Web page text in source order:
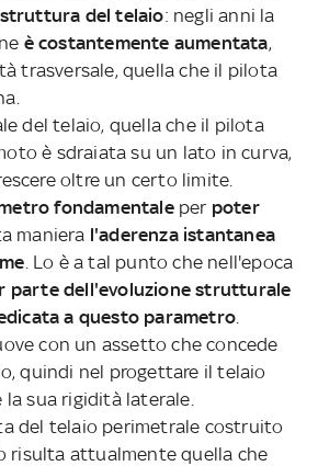
del telaio: negli anni la
è costantemente aumentata,
trasversale, quella che il pilota
del telaio, quella che il pilota
è sdraiata su un lato in curva,
oltre un certo limite.
fondamentaleper poter
maniera l'aderenza istantanea
. Lo è a tal punto che nell'epoca
parte dell'evoluzione strutturale
a questo parametro
con un assetto che concede
quindi nel progettare il telaio
la sua rigidità laterale.
del telaio perimetrale costruito
risulta attualmente quella che